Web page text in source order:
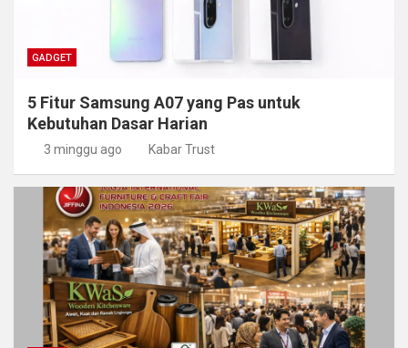
GADGET
5 Fitur Samsung A07 yang Pas untuk
Kebutuhan Dasar Harian
3 minggu ago Kabar Trust